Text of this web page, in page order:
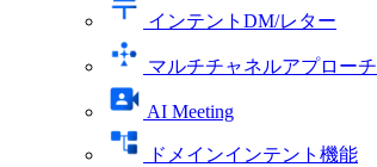
インテントDM/レター
マルチチャネルアプローチ
AI Meeting
ドメインインテント機能